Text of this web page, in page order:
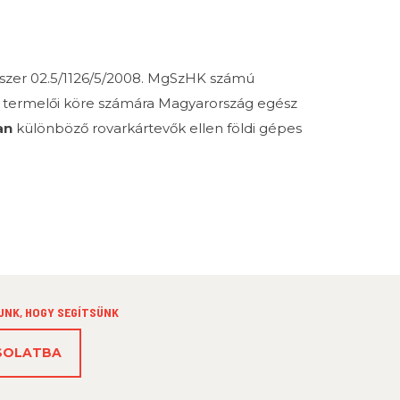
02.5/1126/5/2008. MgSzHK számú
köre számára Magyarország egész
különböző rovarkártevők ellen földi gépes
HOGY SEGÍTSÜNK